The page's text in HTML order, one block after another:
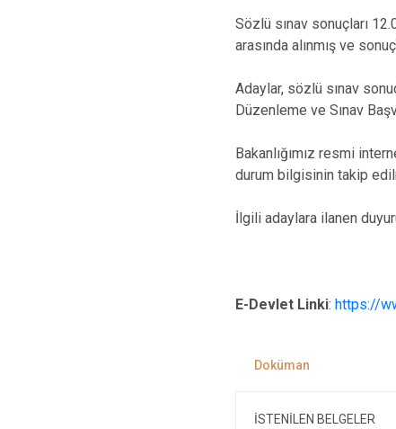
Sözlü sınav sonuçları
arasında alınmış ve
Adaylar, sözlü sınav
Düzenleme ve Sınav
Bakanlığımız resmi
durum bilgisinin takip
İlgili adaylara ilanen
E-Devlet Linki: https://
İSTENİLEN BELGELER